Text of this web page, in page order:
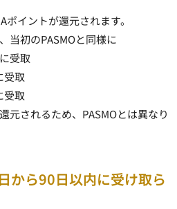
ポイントが還元されます。
当初のPASMOと同様に
受取
受取
受取
元されるため、PASMOとは異なり
から90日以内に受け取ら